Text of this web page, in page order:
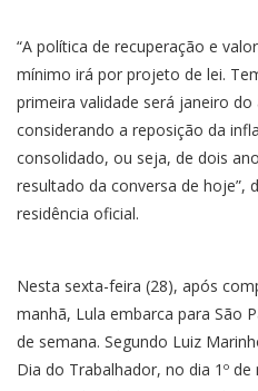
“A política de recuperação e
mínimo irá por projeto de lei.
primeira validade será janeiro
considerando a reposição da
consolidado, ou seja, de dois
resultado da conversa de hoje”,
residência oficial.
Nesta sexta-feira (28), após
manhã, Lula embarca para São
de semana. Segundo Luiz
Dia do Trabalhador, no dia 1º